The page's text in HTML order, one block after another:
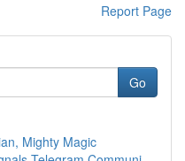
Report Page
Go
Mighty Magic